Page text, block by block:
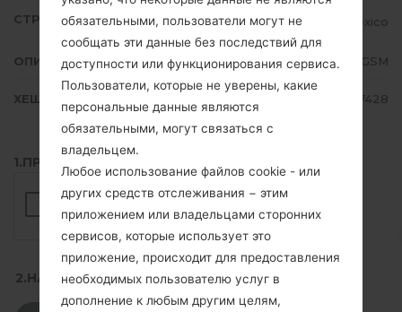
СТРАНА Mexico
ОПИСАНИЕ TELCEL GSM
ХЕШ 5ed5be83cc3da55d4e0438f904c07428
1.ПРОВЕРИТЬ НАЛИЧИЕ RECAPTCHA
2.НАЖМИТЕ, ЧТОБЫ СКАЧАТЬ
обязательными, пользователи могут не
сообщать эти данные без последствий для
доступности или функционирования сервиса.
Пользователи, которые не уверены, какие
персональные данные являются
обязательными, могут связаться с
владельцем.
Любое использование файлов cookie - или
других средств отслеживания − этим
приложением или владельцами сторонних
сервисов, которые использует это
приложение, происходит для предоставления
необходимых пользователю услуг в
дополнение к любым другим целям,